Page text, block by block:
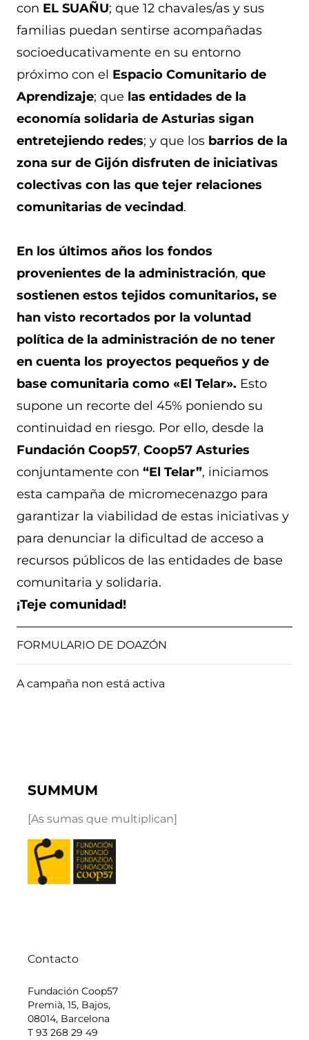
con EL SUAÑU; que 12 chavales/as y sus
familias puedan sentirse acompañadas
socioeducativamente en su entorno
próximo con el Espacio Comunitario de
Aprendizaje; que las entidades de la
economía solidaria de Asturias sigan
entretejiendo redes; y que los barrios de la
zona sur de Gijón disfruten de iniciativas
colectivas con las que tejer relaciones
comunitarias de vecindad.
En los últimos años los fondos
provenientes de la administración, que
sostienen estos tejidos comunitarios, se
han visto recortados por la voluntad
política de la administración de no tener
en cuenta los proyectos pequeños y de
base comunitaria como «El Telar». Esto
supone un recorte del 45% poniendo su
continuidad en riesgo. Por ello, desde la
Fundación Coop57, Coop57 Asturies
conjuntamente con “El Telar”, iniciamos
esta campaña de micromecenazgo para
garantizar la viabilidad de estas iniciativas y
para denunciar la dificultad de acceso a
recursos públicos de las entidades de base
comunitaria y solidaria.
¡Teje comunidad!
FORMULARIO DE DOAZÓN
A campaña non está activa
SUMMUM
[As sumas que multiplican]
Contacto
Fundación Coop57
Premià, 15, Bajos,
08014, Barcelona
T 93 268 29 49